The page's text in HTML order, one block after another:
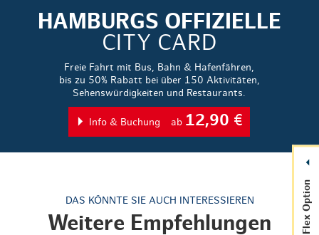
Flex Option
HAMBURGS OFFIZIELLE
CITY CARD
Freie Fahrt mit Bus, Bahn & Hafenfähren,
bis zu 50% Rabatt bei über 150 Aktivitäten,
Sehenswürdigkeiten und Restaurants.
Info & Buchung ab 12,90 €
DAS KÖNNTE SIE AUCH INTERESSIEREN
Weitere Empfehlungen